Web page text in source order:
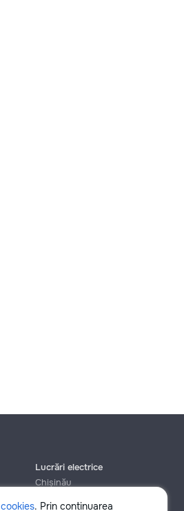
cookies. Prin continuarea
Lucrări electrice
Chișinău
Botanica